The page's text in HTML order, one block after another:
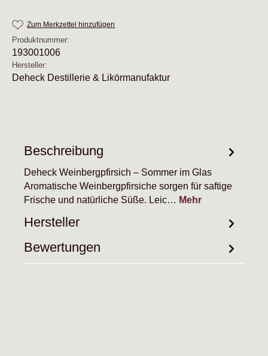
Zum Merkzettel hinzufügen
Produktnummer:
193001006
Hersteller:
Deheck Destillerie & Likörmanufaktur
Beschreibung
Deheck Weinbergpfirsich – Sommer im Glas
Aromatische Weinbergpfirsiche sorgen für saftige
Frische und natürliche Süße. Leic… Mehr
Hersteller
Bewertungen